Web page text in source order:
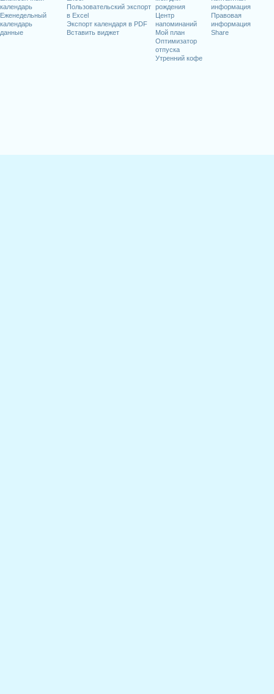
календарь
Еженедельный
календарь
данные
Пользовательский экспорт
в Excel
Экспорт календаря в PDF
Вставить виджет
рождения
Центр
напоминаний
Мой план
Оптимизатор
отпуска
Утренний кофе
информация
Правовая
информация
Share